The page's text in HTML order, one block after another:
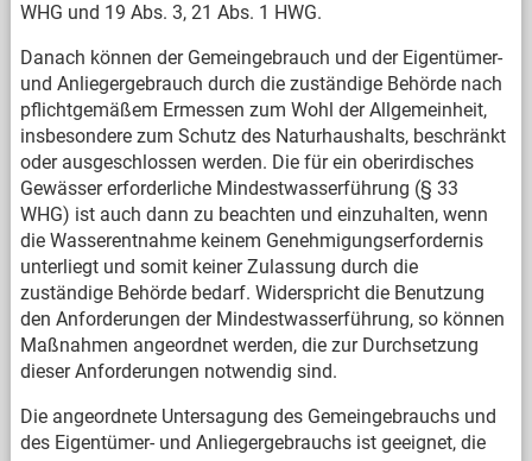
WHG und 19 Abs. 3, 21 Abs. 1 HWG.
Danach können der Gemeingebrauch und der Eigentümer-
und Anliegergebrauch durch die zuständige Behörde nach
pflichtgemäßem Ermessen zum Wohl der Allgemeinheit,
insbesondere zum Schutz des Naturhaushalts, beschränkt
oder ausgeschlossen werden. Die für ein oberirdisches
Gewässer erforderliche Mindestwasserführung (§ 33
WHG) ist auch dann zu beachten und einzuhalten, wenn
die Wasserentnahme keinem Genehmigungserfordernis
unterliegt und somit keiner Zulassung durch die
zuständige Behörde bedarf. Widerspricht die Benutzung
den Anforderungen der Mindestwasserführung, so können
Maßnahmen angeordnet werden, die zur Durchsetzung
dieser Anforderungen notwendig sind.
Die angeordnete Untersagung des Gemeingebrauchs und
des Eigentümer- und Anliegergebrauchs ist geeignet, die